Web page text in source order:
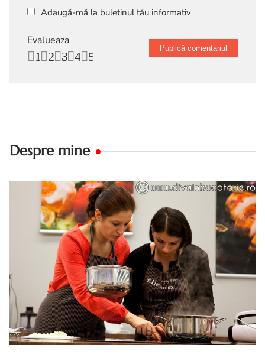
Adaugă-mă la buletinul tău informativ
Evalueaza
5
4
3
2
1
Despre mine